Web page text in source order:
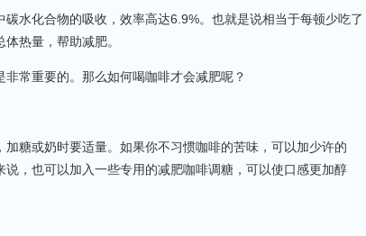
化合物的吸收，效率高达6.9%。也就是说相当于每顿少吃了
热量，帮助减肥。
常重要的。那么如何喝咖啡才会减肥呢？
糖或奶时要适量。如果你不习惯咖啡的苦味，可以加少许的
，也可以加入一些专用的减肥咖啡调糖，可以使口感更加醇